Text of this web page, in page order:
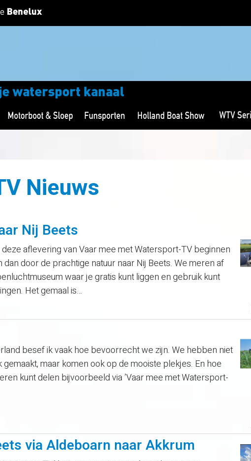
Nieuws
Nij Beets
deze aflevering van Vaar mee met Watersport-TV beginnen
door de prachtige natuur naar Nij Beets. We meren af
waar je gratis kunt liggen en gebruik kunt
Het gemaal is…
besef ik vaak hoe bevoorrecht we zijn. We hebben niet
maar komen ook op de mooiste plekjes. En hoe
kunt delen bijvoorbeeld via ’Vaar mee met Watersport-
via Aldeboarn naar Akkrum